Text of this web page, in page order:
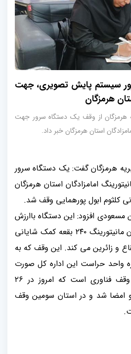
سیستم پایش تصویری، جهت
هرمزگان
هرمزگان از وقف یک دستگاه سرور جهت
استان هرمزگان خبر داد.
هرمزگان گفت: یک دستگاه سرور
امامزادگان استان هرمزگان
کلثوم ابول پورهمایی وقف شد.
مسعودی افزود: این دستگاه باارزش
۱۲ میلیارد ریال و باامکان مانیتورینگ ۲۴۰ بقعه کمک شایانی
و زائرین می کند. این وقف که به
واحد حراست این اداره کل صورت
پذیرفته است در واقع وقف فناوری است که امروز در ۲۶
ماه ۱۴۰۴ ثبت و امضا شد و در استان سومین وقف